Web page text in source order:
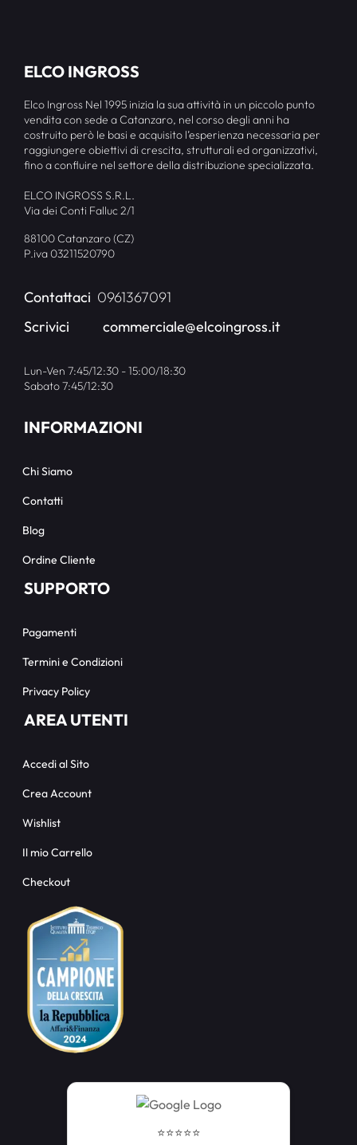
ELCO INGROSS
Elco Ingross Nel 1995 inizia la sua attività in un piccolo punto
vendita con sede a Catanzaro, nel corso degli anni ha
costruito però le basi e acquisito l’esperienza necessaria per
raggiungere obiettivi di crescita, strutturali ed organizzativi,
fino a confluire nel settore della distribuzione specializzata.
ELCO INGROSS S.R.L.
Via dei Conti Falluc 2/1
88100 Catanzaro (CZ)
P.iva 03211520790
Contattaci 0961367091
Scrivici
commerciale@elcoingross.it
Lun-Ven 7:45/12:30 - 15:00/18:30
Sabato 7:45/12:30
INFORMAZIONI
Chi Siamo
Contatti
Blog
Ordine Cliente
SUPPORTO
Pagamenti
Termini e Condizioni
Privacy Policy
AREA UTENTI
Accedi al Sito
Crea Account
Wishlist
Il mio Carrello
Checkout
⭐️⭐️⭐️⭐️⭐️